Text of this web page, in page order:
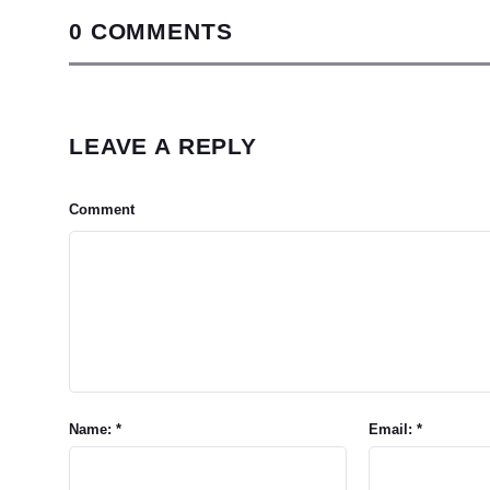
0 COMMENTS
LEAVE A REPLY
Comment
Name: * Email: *